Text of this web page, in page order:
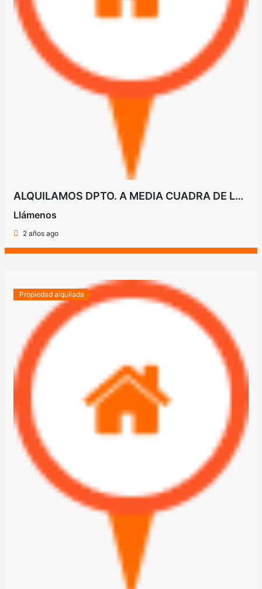
ALQUILAMOS DPTO. A MEDIA CUADRA DE LA AVDA. FERNANDO DE LA MORA
Llámenos
2 años ago
Propiedad alquilada